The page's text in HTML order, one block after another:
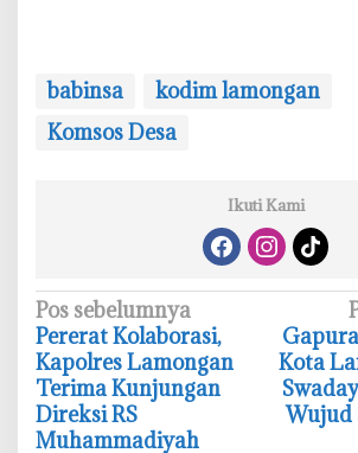
babinsa
kodim lamongan
Komsos Desa
Ikuti Kami
N
a
v
i
Pos sebelumnya
Pererat Kolaborasi,
Kapolres Lamongan
Terima Kunjungan
Direksi RS
Muhammadiyah
Kota
Wujud